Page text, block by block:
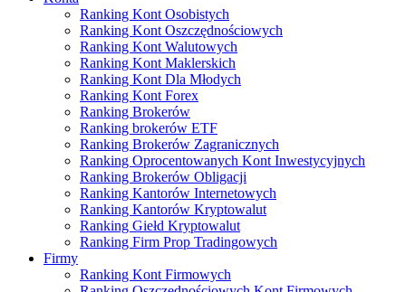
Ranking Kont Osobistych
Ranking Kont Oszczędnościowych
Ranking Kont Walutowych
Ranking Kont Maklerskich
Ranking Kont Dla Młodych
Ranking Kont Forex
Ranking Brokerów
Ranking brokerów ETF
Ranking Brokerów Zagranicznych
Ranking Oprocentowanych Kont Inwestycyjnych
Ranking Brokerów Obligacji
Ranking Kantorów Internetowych
Ranking Kantorów Kryptowalut
Ranking Giełd Kryptowalut
Ranking Firm Prop Tradingowych
Firmy
Ranking Kont Firmowych